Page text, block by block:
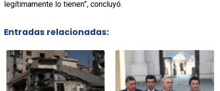
legítimamente lo tienen”, concluyó.
Entradas relacionadas: